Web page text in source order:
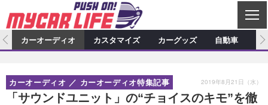
C
L
S
E
カーオーディオ
プロショップ検索 ショップ訪問記
カスタマイズ特集記事 カスタマイズ新製品情報
カーグッズ
カーオーディオ カスタマイズ カーグッズ 自動車
「サウンドユニット」の“チョイスのキモ”を徹
カーオーディオ カーオーディオ特集記事 2019年8月21日（水）